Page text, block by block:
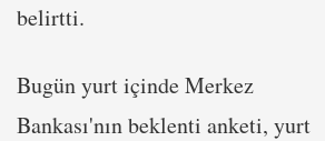
belirtti.
Bugün yurt içinde Merkez
Bankası'nın beklenti anketi, yurt